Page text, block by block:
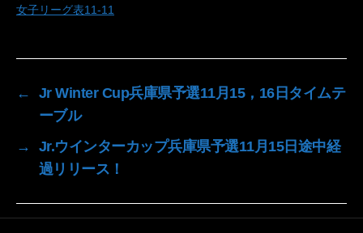
女子リーグ表11-11
←
Jr Winter Cup兵庫県予選11月15，16日タイムテ
ーブル
→
Jr.ウインターカップ兵庫県予選11月15日途中経
過リリース！